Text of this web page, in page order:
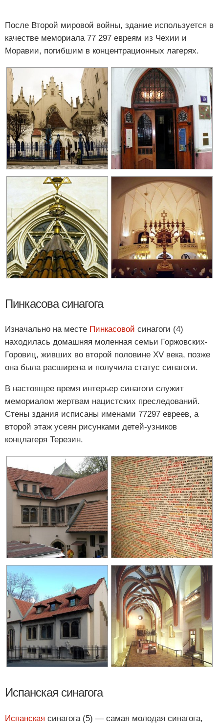
После Второй мировой войны, здание используется в
качестве мемориала 77 297 евреям из Чехии и
Моравии, погибшим в концентрационных лагерях.
Пинкасова синагога
Изначально на месте Пинкасовой синагоги (4)
находилась домашняя моленная семьи Горжовских-
Горовиц, живших во второй половине XV века, позже
она была расширена и получила статус синагоги.
В настоящее время интерьер синагоги служит
мемориалом жертвам нацистских преследований.
Стены здания исписаны именами 77297 евреев, а
второй этаж усеян рисунками детей-узников
концлагеря Терезин.
Испанская синагога
Испанская синагога (5) — самая молодая синагога,